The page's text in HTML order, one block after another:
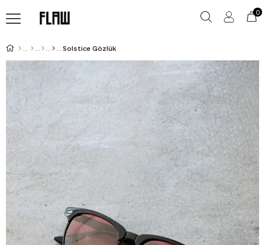
0
Solstice Gözlük